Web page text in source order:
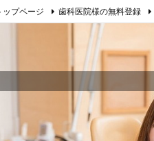
ップページ 歯科医院様の無料登録